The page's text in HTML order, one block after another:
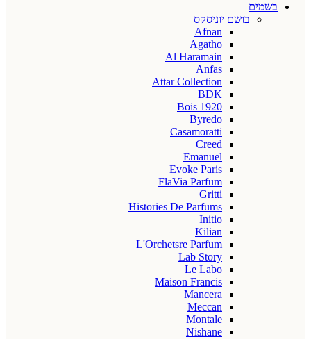
בשמים
בושם יוניסקס
Afnan
Agatho
Al Haramain
Anfas
Attar Collection
BDK
Bois 1920
Byredo
Casamoratti
Creed
Emanuel
Evoke Paris
FlaVia Parfum
Gritti
Histories De Parfums
Initio
Kilian
L'Orchetsre Parfum
Lab Story
Le Labo
Maison Francis
Mancera
Meccan
Montale
Nishane